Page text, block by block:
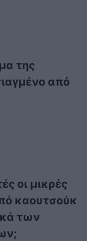
της
από
οι μικρές
καουτσούκ
των